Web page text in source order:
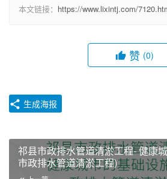
本文链接： https://www.lixintj.com/
赞 (0)
生成海报
祁县市政排水管道清淤工程- 健康
市政排水管道清淤工程)